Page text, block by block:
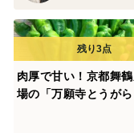
肉厚で甘い！京都舞
場の「万願寺とうが